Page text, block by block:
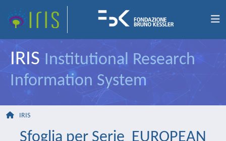
IRIS Institutional Research
Information System
IRIS
Sfoglia per Serie EUROPEAN